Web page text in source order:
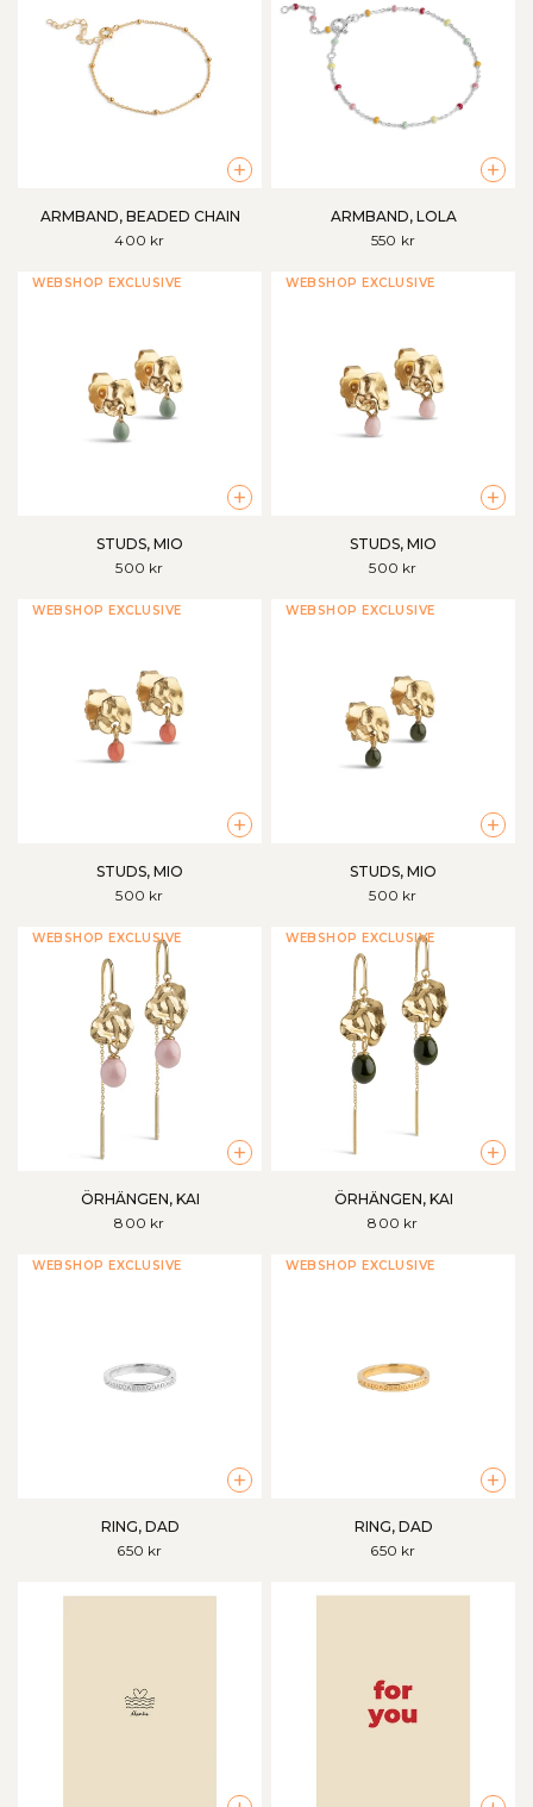
+
ARMBAND, BEADED CHAIN
400 kr
+
ARMBAND, LOLA
550 kr
WEBSHOP EXCLUSIVE
+
STUDS, MIO
500 kr
WEBSHOP EXCLUSIVE
+
STUDS, MIO
500 kr
WEBSHOP EXCLUSIVE
+
STUDS, MIO
500 kr
WEBSHOP EXCLUSIVE
+
STUDS, MIO
500 kr
WEBSHOP EXCLUSIVE
+
ÖRHÄNGEN, KAI
800 kr
WEBSHOP EXCLUSIVE
+
ÖRHÄNGEN, KAI
800 kr
WEBSHOP EXCLUSIVE
+
RING, DAD
650 kr
WEBSHOP EXCLUSIVE
+
RING, DAD
650 kr